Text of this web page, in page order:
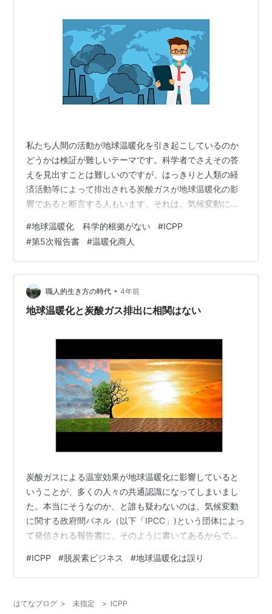
私たち人間の活動が地球温暖化を引き起こしているのか
どうかは検証が難しいテーマです。科学者でさえその答
えを見出すことは難しいのですが、はっきりと人類の経
済活動等によって排出される炭酸ガスが地球温暖化の影
響であると断言する人もいます。それは、気候変動に関
Change、以下「IPCC」）に参加している2,500名の専門
家です。 しかし、この専門家たちが主張していることは
本当に正しいのでしょうか。IPCCの第１次報告書が出た
のが1990年で二酸化炭素による地球温暖化を警告しはじ
めてから30年以上経過しました。しかし…
#地球温暖化 科学的根拠がない #ICPP
#第5次報告書 #温暖化商人
職人的生き方の時代 • 4年前
地球温暖化と炭酸ガス排出に相関はない
炭酸ガスによる温室効果が地球温暖化に影響していると
いうことが、多くの人々の共通認識になってしまいまし
た。本当にそうなのか、と誰も疑わないのは、気候変動
に関する政府間パネル（以下「IPCC」)という団体によっ
て発信される報告書に、そのように書いてあるからで
論調で地球温暖化の脅威を煽るので、多くの人は大手メ
ディアが報じることに間違いはないと信じようになりま
されることになります。 赤祖父俊一『正しく知る地球温
#ICPP #脱炭素ビジネス #地球温暖化は誤り
はてなブログ > 未指定 > ICPP